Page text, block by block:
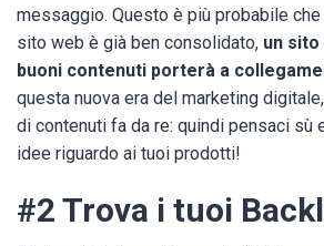
messaggio. Questo è più probabile
sito web è già ben consolidato, un
buoni contenuti porterà a
questa nuova era del marketing
di contenuti fa da re: quindi pensaci sù
idee riguardo ai tuoi prodotti!
#2 Trova i tuoi